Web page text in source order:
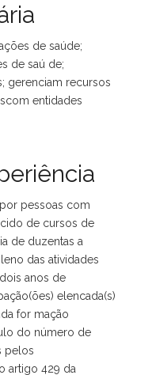
de saúde;
de saú de;
gerenciam recursos
entidades
pessoas com
de cursos de
de duzentas a
das atividades
anos de
elencada(s)
for mação
do número de
pelos
artigo 429 da